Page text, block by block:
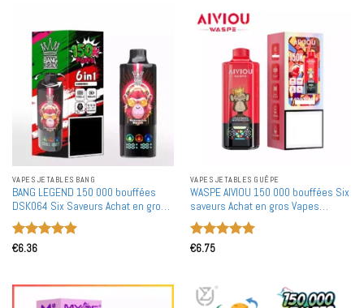
VAPES JETABLES BANG
BANG LEGEND 150 000 bouffées
DSK064 Six Saveurs Achat en gros
Vape jetable rechargeable
Note
€6.36
VAPES JETABLES GUÊPE
WASPE AIVIOU 150 000 bouffées Six
saveurs Achat en gros Vapes
jetables rechargeables en gros
Note
€6.75